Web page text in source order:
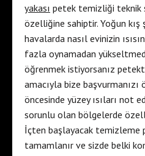
yakası petek temizliği teknik
özelliğine sahiptir. Yoğun kış
havalarda nasıl evinizin
fazla oynamadan
öğrenmek istiyorsanız
amacıyla bize başvurmanızı
öncesinde yüzey ısıları not
sorunlu olan bölgelerde
İçten başlayacak temizleme
tamamlanır ve sizde belki